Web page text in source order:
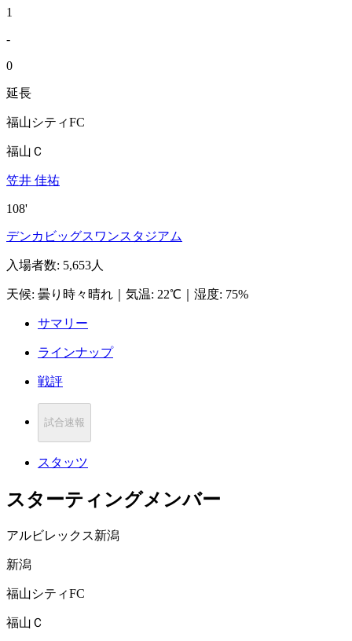
1
-
0
延長
福山シティFC
福山Ｃ
笠井 佳祐
108'
デンカビッグスワンスタジアム
入場者数: 5,653人
天候: 曇り時々晴れ 気温: 22℃ 湿度: 75%
サマリー
ラインナップ
戦評
試合速報
スタッツ
スターティングメンバー
アルビレックス新潟
新潟
福山シティFC
福山Ｃ